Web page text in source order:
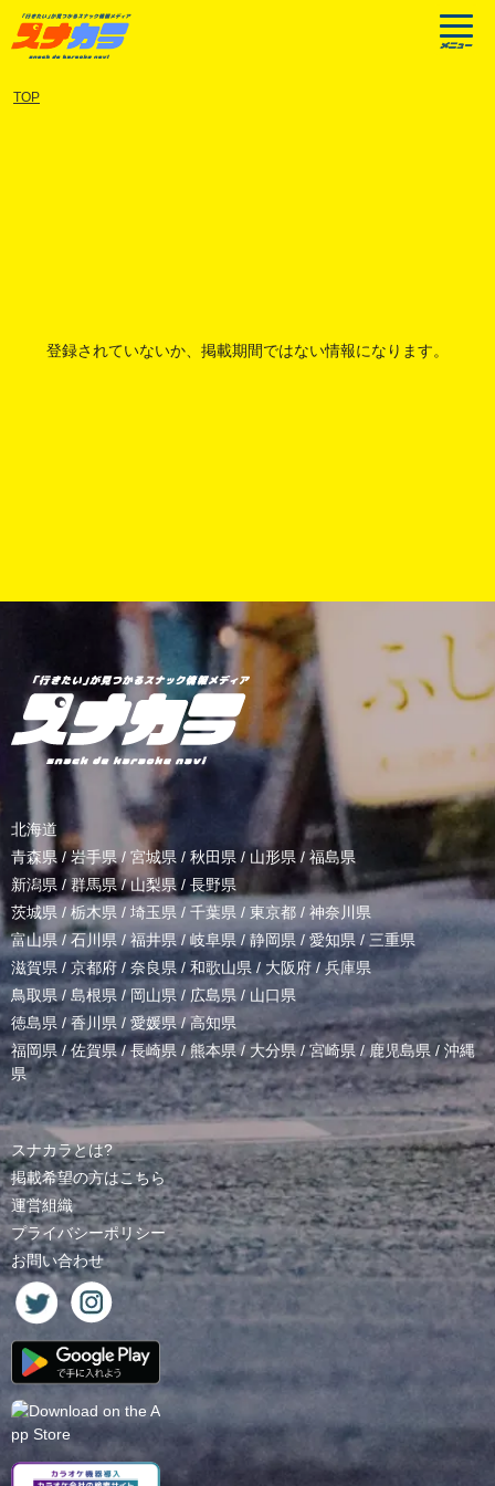
TOP
登録されていないか、掲載期間ではない情報になります。
北海道
青森県 /岩手県/ 宮城県 / 秋田県 / 山形県 / 福島県
新潟県 /群馬県/山梨県 / 長野県
茨城県 / 栃木県 / 埼玉県 / 千葉県 / 東京都 / 神奈川県
富山県 /石川県 / 福井県/岐阜県 / 静岡県 / 愛知県 / 三重県
滋賀県 / 京都府 / 奈良県 / 和歌山県 / 大阪府 /兵庫県
鳥取県 / 島根県 /岡山県/ 広島県 / 山口県
徳島県 /香川県 / 愛媛県/高知県
福岡県 / 佐賀県/長崎県 /熊本県 / 大分県/宮崎県 / 鹿児島県 / 沖縄
県
スナカラとは?
掲載希望の方はこちら
運営組織
プライバシーポリシー
お問い合わせ